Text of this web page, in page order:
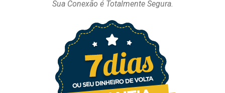
Sua Conexão é Totalmente Segura.